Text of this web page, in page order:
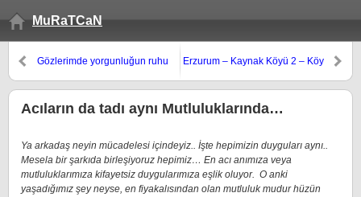
MuRaTCaN
Gözlerimde yorgunluğun ruhu
Erzurum – Kaynak Köyü 2 – Köy
Acıların da tadı aynı Mutluluklarında…
Ya arkadaş neyin mücadelesi içindeyiz.. İşte hepimizin duyguları aynı..
Mesela bir şarkıda birleşiyoruz hepimiz… En acı anımıza veya
mutluluklarımıza kifayetsiz duygularımıza eşlik oluyor. O anki
yaşadığımız şey neyse, en fiyakalısından olan mutluluk mudur hüzün